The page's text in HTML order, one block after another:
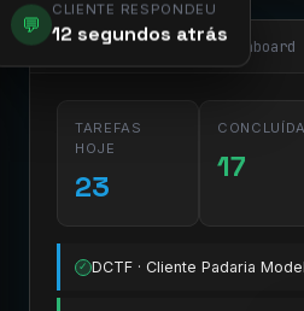
💬
CLIENTE RESPONDEU
12 segundos atrás
app.pier.mobi/dashboard
TAREFAS
HOJE
23
17
✓ DCTF · Cliente Padaria